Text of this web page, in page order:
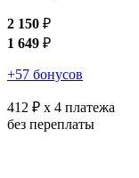
2 150 ₽
1 649 ₽
+57 бонусов
412 ₽ x 4 платежа
без переплаты